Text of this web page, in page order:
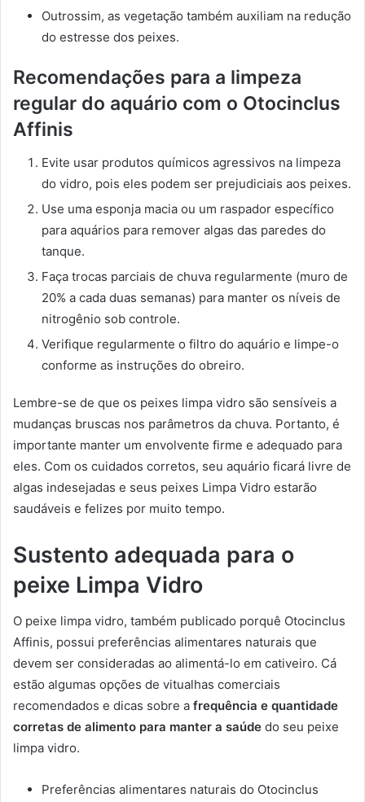
Outrossim, as vegetação também auxiliam na redução
do estresse dos peixes.
Recomendações para a limpeza
regular do aquário com o Otocinclus
Affinis
Evite usar produtos químicos agressivos na limpeza
do vidro, pois eles podem ser prejudiciais aos peixes.
Use uma esponja macia ou um raspador específico
para aquários para remover algas das paredes do
tanque.
Faça trocas parciais de chuva regularmente (muro de
20% a cada duas semanas) para manter os níveis de
nitrogênio sob controle.
Verifique regularmente o filtro do aquário e limpe-o
conforme as instruções do obreiro.
Lembre-se de que os peixes limpa vidro são sensíveis a
mudanças bruscas nos parâmetros da chuva. Portanto, é
importante manter um envolvente firme e adequado para
eles. Com os cuidados corretos, seu aquário ficará livre de
algas indesejadas e seus peixes Limpa Vidro estarão
saudáveis e felizes por muito tempo.
Sustento adequada para o
peixe Limpa Vidro
O peixe limpa vidro, também publicado porquê Otocinclus
Affinis, possui preferências alimentares naturais que
devem ser consideradas ao alimentá-lo em cativeiro. Cá
estão algumas opções de vitualhas comerciais
recomendados e dicas sobre a frequência e quantidade
corretas de alimento para manter a saúde do seu peixe
limpa vidro.
Preferências alimentares naturais do Otocinclus